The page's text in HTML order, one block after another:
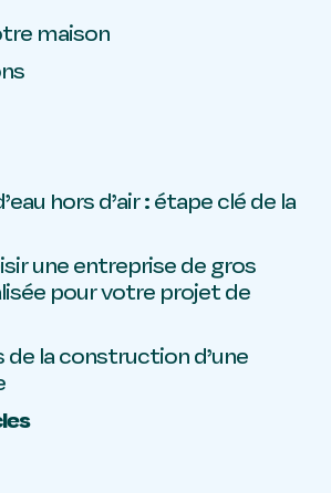
maison
hors d’air : étape clé de la
une entreprise de gros
pour votre projet de
de la construction d’une